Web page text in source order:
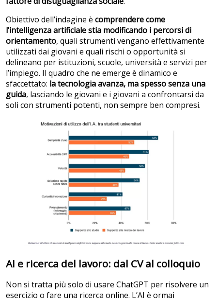
Obiettivo dell’indagine è comprendere come
l’intelligenza artificiale stia modificando i percorsi di
orientamento, quali strumenti vengano effettivamente
utilizzati dai giovani e quali rischi o opportunità si
delineano per istituzioni, scuole, università e servizi per
l’impiego. Il quadro che ne emerge è dinamico e
sfaccettato: la tecnologia avanza, ma spesso senza una
guida, lasciando le giovani e i giovani a confrontarsi da
soli con strumenti potenti, non sempre ben compresi.
AI e ricerca del lavoro: dal CV al colloquio
Non si tratta più solo di usare ChatGPT per risolvere un
esercizio o fare una ricerca online. L’AI è ormai